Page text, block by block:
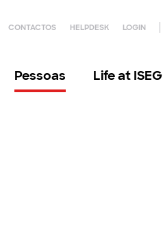
CONTACTOS HELPDESK LOGIN
Pessoas Life at ISEG